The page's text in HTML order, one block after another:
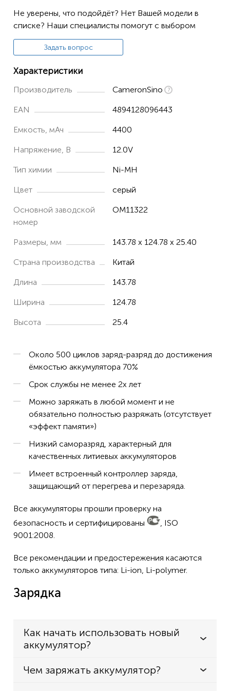
8110
8300
8600
8000 Medication Safety System
8015 Medication Safety System
8100 Medication Safety System
8110 Medication Safety System
Medley 8000
Medley 8220
Не уверены, что подойдёт? Нет Вашей модели в
списке? Наши специалисты помогут с выбором
Задать вопрос
Характеристики
Производитель CameronSino
EAN 4894128096443
Емкость, мАч 4400
Напряжение, В 12.0V
Тип химии Ni-MH
Цвет серый
Основной заводской
номер
OM11322
Размеры, мм 143.78 x 124.78 x 25.40
Страна производства Китай
Длина 143.78
Ширина 124.78
Высота 25.4
Около 500 циклов заряд-разряд до достижения
ёмкостью аккумулятора 70%
Срок службы не менее 2х лет
Можно заряжать в любой момент и не
обязательно полностью разряжать (отсутствует
«эффект памяти»)
Низкий саморазряд, характерный для
качественных литиевых аккумуляторов
Имеет встроенный контроллер заряда,
защищающий от перегрева и перезаряда.
Все аккумуляторы прошли проверку на
безопасность и сертифицированы
, ISO
9001:2008.
Все рекомендации и предостережения касаются
только аккумуляторов типа: Li-ion, Li-polymer.
Зарядка
Как начать использовать новый
аккумулятор?
Чем заряжать аккумулятор?